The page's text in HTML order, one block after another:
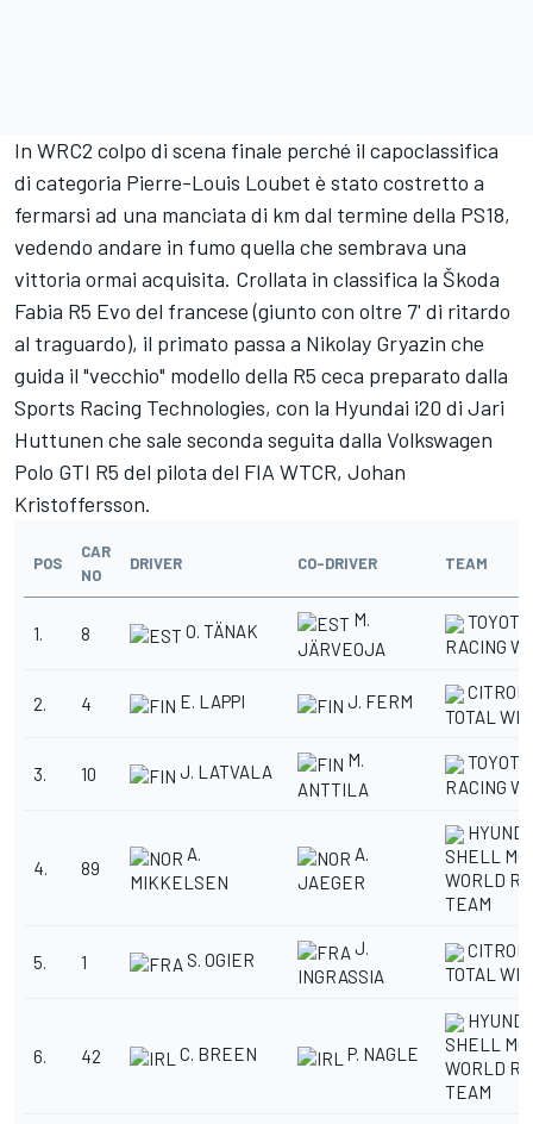
In WRC2 colpo di scena finale perché il capoclassifica
di categoria Pierre-Louis Loubet è stato costretto a
fermarsi ad una manciata di km dal termine della PS18,
vedendo andare in fumo quella che sembrava una
vittoria ormai acquisita. Crollata in classifica la Škoda
Fabia R5 Evo del francese (giunto con oltre 7' di ritardo
al traguardo), il primato passa a Nikolay Gryazin che
guida il "vecchio" modello della R5 ceca preparato dalla
Sports Racing Technologies, con la Hyundai i20 di Jari
Huttunen che sale seconda seguita dalla Volkswagen
Polo GTI R5 del pilota del FIA WTCR, Johan
Kristoffersson.
POS
CAR
NO
DRIVER CO-DRIVER TEAM
1. 8 O. TÄNAK
M.
JÄRVEOJA
TOYOTA
RACING
2. 4 E. LAPPI J. FERM
TOTAL
3. 10 J. LATVALA
M.
ANTTILA
TOYOTA
RACING
4. 89
A.
MIKKELSEN
A.
JAEGER
SHELL
WORLD
TEAM
5. 1 S. OGIER
J.
INGRASSIA
TOTAL
6. 42 C. BREEN P. NAGLE
SHELL
WORLD
TEAM